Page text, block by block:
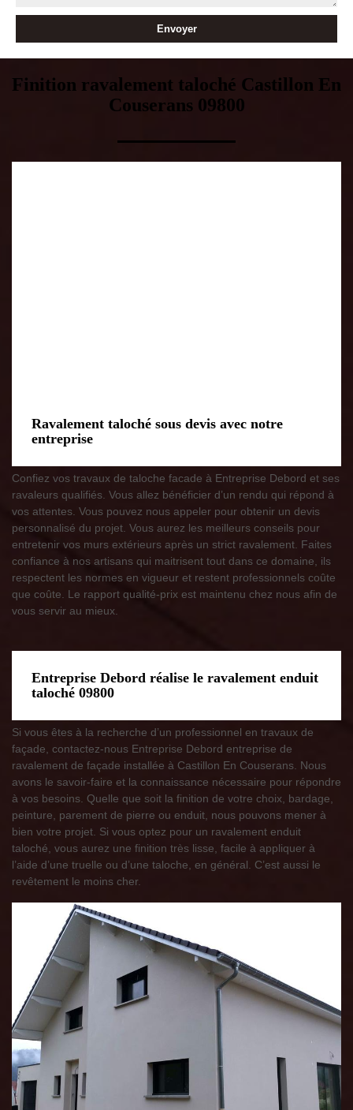
Finition ravalement taloché Castillon En
Couserans 09800
Ravalement taloché sous devis avec notre
entreprise
Confiez vos travaux de taloche facade à Entreprise Debord et ses
ravaleurs qualifiés. Vous allez bénéficier d’un rendu qui répond à
vos attentes. Vous pouvez nous appeler pour obtenir un devis
personnalisé du projet. Vous aurez les meilleurs conseils pour
entretenir vos murs extérieurs après un strict ravalement. Faites
confiance à nos artisans qui maitrisent tout dans ce domaine, ils
respectent les normes en vigueur et restent professionnels coûte
que coûte. Le rapport qualité-prix est maintenu chez nous afin de
vous servir au mieux.
Entreprise Debord réalise le ravalement enduit
taloché 09800
Si vous êtes à la recherche d’un professionnel en travaux de
façade, contactez-nous Entreprise Debord entreprise de
ravalement de façade installée à Castillon En Couserans. Nous
avons le savoir-faire et la connaissance nécessaire pour répondre
à vos besoins. Quelle que soit la finition de votre choix, bardage,
peinture, parement de pierre ou enduit, nous pouvons mener à
bien votre projet. Si vous optez pour un ravalement enduit
taloché, vous aurez une finition très lisse, facile à appliquer à
l’aide d’une truelle ou d’une taloche, en général. C’est aussi le
revêtement le moins cher.